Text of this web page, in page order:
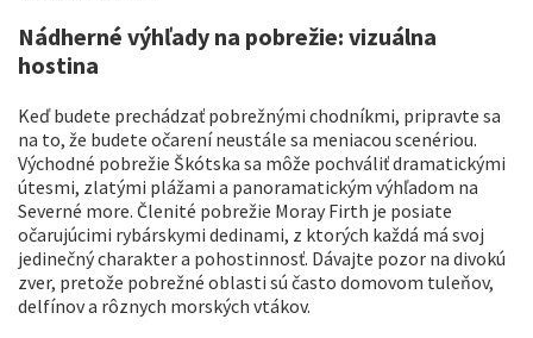
Nádherné výhľady na pobrežie: vizuálna
hostina
Keď budete prechádzať pobrežnými chodníkmi, pripravte sa
na to, že budete očarení neustále sa meniacou scenériou.
Východné pobrežie Škótska sa môže pochváliť dramatickými
útesmi, zlatými plážami a panoramatickým výhľadom na
Severné more. Členité pobrežie Moray Firth je posiate
očarujúcimi rybárskymi dedinami, z ktorých každá má svoj
jedinečný charakter a pohostinnosť. Dávajte pozor na divokú
zver, pretože pobrežné oblasti sú často domovom tuleňov,
delfínov a rôznych morských vtákov.